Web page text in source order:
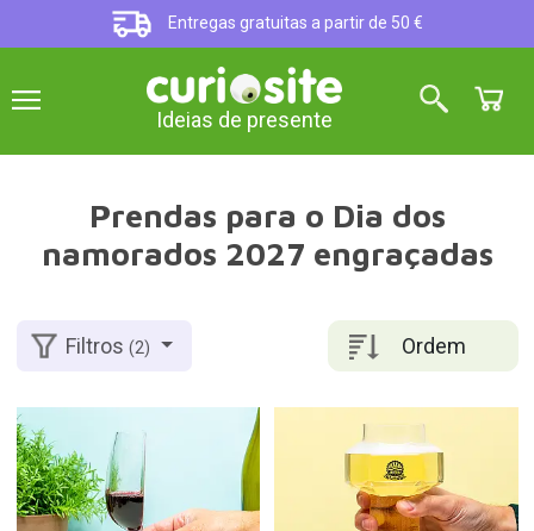
Entregas gratuitas a partir de 50 €
Ideias de presente
Prendas para o Dia dos
namorados 2027 engraçadas
Ordem
Filtros(2)